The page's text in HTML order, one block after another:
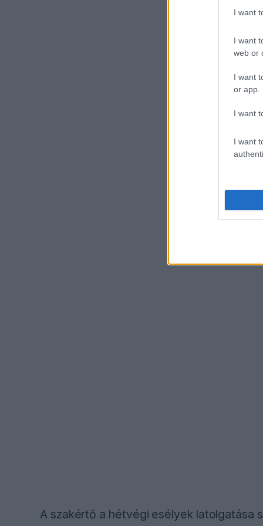
I want
I want
web or
I want
or app.
I want
I want
A szakértő a hétvégi esélyek latolgatása